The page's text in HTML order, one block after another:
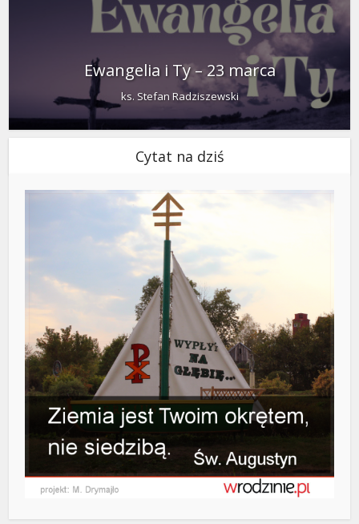
Ewangelia i Ty – 23 marca
ks. Stefan Radziszewski
Cytat na dziś